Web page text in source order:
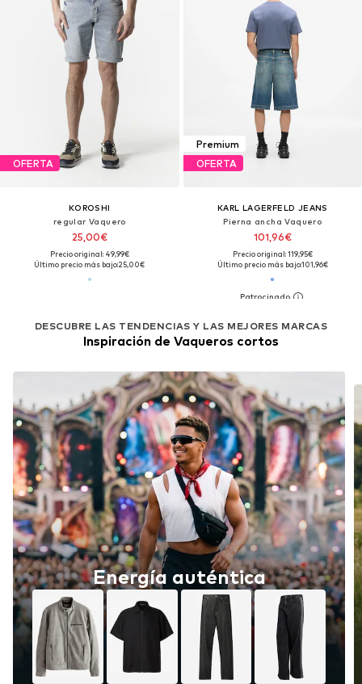
OFERTA
KOROSHI
regular Vaquero
25,00€
Precio original: 49,99€
Último precio más bajo:25,00€
Premium
OFERTA
KARL LAGERFELD JEANS
Pierna ancha Vaquero
101,96€
Precio original: 119,95€
Último precio más bajo:101,96€
DESCUBRE LAS TENDENCIAS Y LAS MEJORES MARCAS
Inspiración de Vaqueros cortos
Energía auténtica